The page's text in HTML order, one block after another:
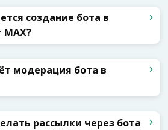
создание бота в
модерация бота в
рассылки через бота